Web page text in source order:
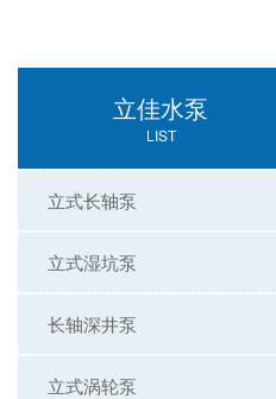
立佳水泵
LIST
立式长轴泵
立式湿坑泵
长轴深井泵
立式涡轮泵